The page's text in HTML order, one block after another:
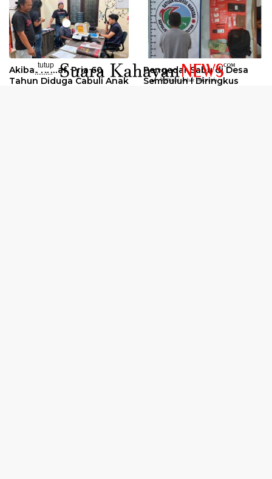
Akibat Khilaf, Pria 60
Tahun Diduga Cabuli Anak
Pengedar Sabu di Desa
Sembuluh I Diringkus
tutup
..........